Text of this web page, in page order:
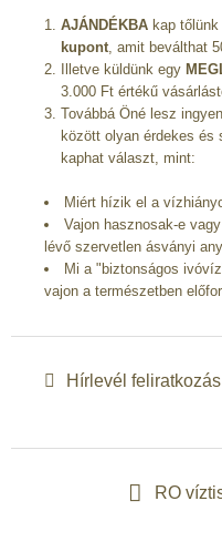
AJÁNDÉKBA kap
kupont, amit beválthat
Illetve küldünk egy
3.000 Ft értékű
Továbbá Öné lesz
között olyan érdekes és
kaphat választ, mint:
Miért hízik el a
Vajon hasznosak-e
lévő szervetlen ásványi
Mi a "biztonságos
vajon a természetben
Hírlevél feliratkozás
RO